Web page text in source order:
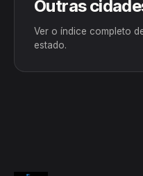
Outras
Ver o índice completo
estado.